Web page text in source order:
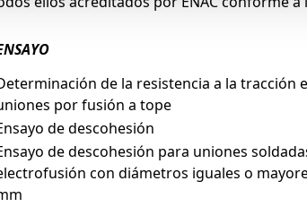
de la resistencia a la tracción
por fusión a tope
de descohesión
de descohesión para uniones
con diámetros iguales o